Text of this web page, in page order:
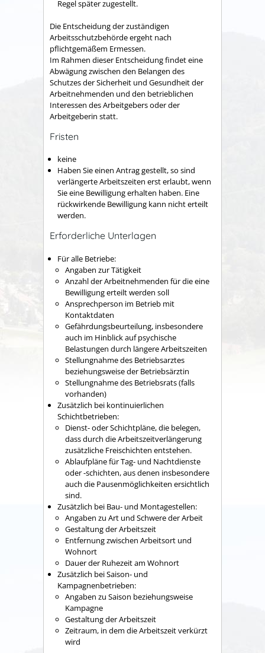
Regel später zugestellt.
Die Entscheidung der zuständigen
Arbeitsschutzbehörde ergeht nach
pflichtgemäßem Ermessen.
Im Rahmen dieser Entscheidung findet eine
Abwägung zwischen den Belangen des
Schutzes der Sicherheit und Gesundheit der
Arbeitnehmenden und den betrieblichen
Interessen des Arbeitgebers oder der
Arbeitgeberin statt.
Fristen
keine
Haben Sie einen Antrag gestellt, so sind
verlängerte Arbeitszeiten erst erlaubt, wenn
Sie eine Bewilligung erhalten haben. Eine
rückwirkende Bewilligung kann nicht erteilt
werden.
Erforderliche Unterlagen
Für alle Betriebe:
Angaben zur Tätigkeit
Anzahl der Arbeitnehmenden für die eine
Bewilligung erteilt werden soll
Ansprechperson im Betrieb mit
Kontaktdaten
Gefährdungsbeurteilung, insbesondere
auch im Hinblick auf psychische
Belastungen durch längere Arbeitszeiten
Stellungnahme des Betriebsarztes
beziehungsweise der Betriebsärztin
Stellungnahme des Betriebsrats (falls
vorhanden)
Zusätzlich bei kontinuierlichen
Schichtbetrieben:
Dienst- oder Schichtpläne, die belegen,
dass durch die Arbeitszeitverlängerung
zusätzliche Freischichten entstehen.
Ablaufpläne für Tag- und Nachtdienste
oder -schichten, aus denen insbesondere
auch die Pausenmöglichkeiten ersichtlich
sind.
Zusätzlich bei Bau- und Montagestellen:
Angaben zu Art und Schwere der Arbeit
Gestaltung der Arbeitszeit
Entfernung zwischen Arbeitsort und
Wohnort
Dauer der Ruhezeit am Wohnort
Zusätzlich bei Saison- und
Kampagnenbetrieben:
Angaben zu Saison beziehungsweise
Kampagne
Gestaltung der Arbeitszeit
Zeitraum, in dem die Arbeitszeit verkürzt
wird